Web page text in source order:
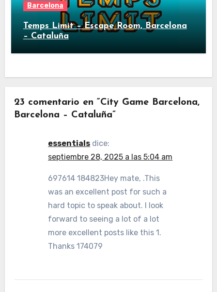
Barcelona
Temps Limit – Escape Room, Barcelona
– Cataluña
23 comentario en “City Game Barcelona,
Barcelona – Cataluña”
essentials dice:
septiembre 28, 2025 a las 5:04 am
697614 184823Hey mate, .This
was an excellent post for such a
hard topic to speak about. I look
forward to seeing a lot of a lot
more excellent posts like this 1.
Thanks 174079